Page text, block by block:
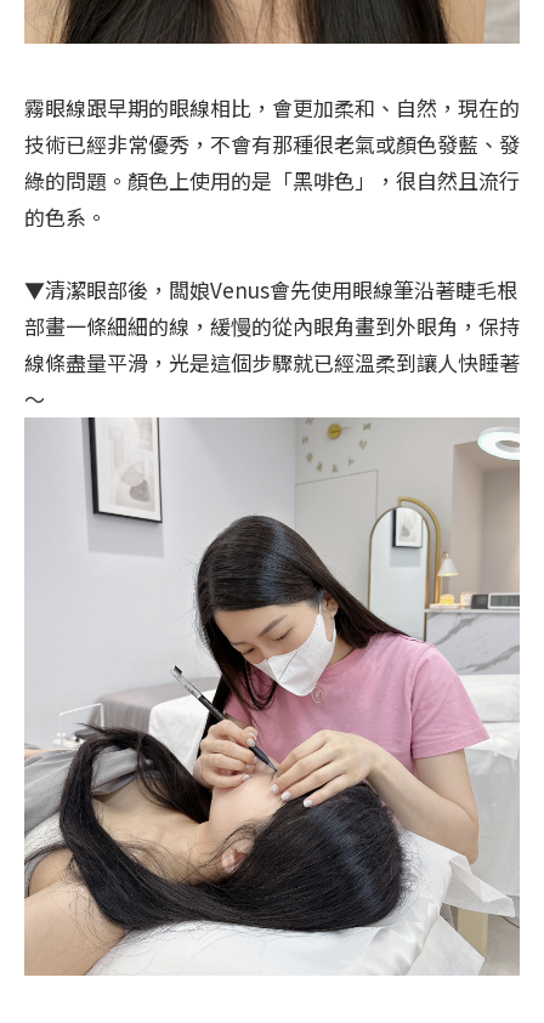
霧眼線跟早期的眼線相比，會更加柔和、自然，現在的
技術已經非常優秀，不會有那種很老氣或顏色發藍、發
綠的問題。顏色上使用的是「黑啡色」，很自然且流行
的色系。
▼清潔眼部後，闆娘Venus會先使用眼線筆沿著睫毛根
部畫一條細細的線，緩慢的從內眼角畫到外眼角，保持
線條盡量平滑，光是這個步驟就已經溫柔到讓人快睡著
～